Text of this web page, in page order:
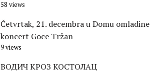
58 views
Četvrtak, 21. decembra u Domu omladine
koncert Goce Tržan
9 views
ВОДИЧ КРОЗ КОСТОЛАЦ